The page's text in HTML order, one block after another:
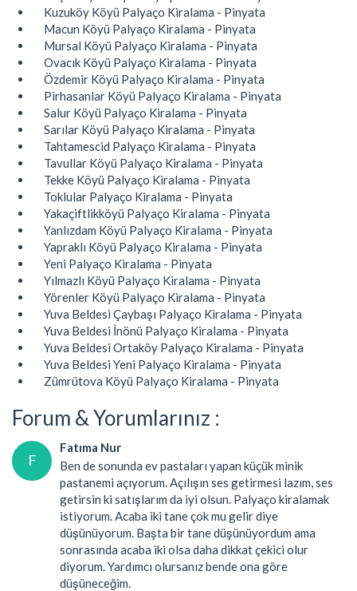
Kuzuköy Köyü Palyaço Kiralama - Pinyata
Macun Köyü Palyaço Kiralama - Pinyata
Mursal Köyü Palyaço Kiralama - Pinyata
Ovacık Köyü Palyaço Kiralama - Pinyata
Özdemir Köyü Palyaço Kiralama - Pinyata
Pirhasanlar Köyü Palyaço Kiralama - Pinyata
Salur Köyü Palyaço Kiralama - Pinyata
Sarılar Köyü Palyaço Kiralama - Pinyata
Tahtamescid Palyaço Kiralama - Pinyata
Tavullar Köyü Palyaço Kiralama - Pinyata
Tekke Köyü Palyaço Kiralama - Pinyata
Toklular Palyaço Kiralama - Pinyata
Yakaçiftlikköyü Palyaço Kiralama - Pinyata
Yanlızdam Köyü Palyaço Kiralama - Pinyata
Yapraklı Köyü Palyaço Kiralama - Pinyata
Yeni Palyaço Kiralama - Pinyata
Yılmazlı Köyü Palyaço Kiralama - Pinyata
Yörenler Köyü Palyaço Kiralama - Pinyata
Yuva Beldesi Çaybaşı Palyaço Kiralama - Pinyata
Yuva Beldesi İnönü Palyaço Kiralama - Pinyata
Yuva Beldesi Ortaköy Palyaço Kiralama - Pinyata
Yuva Beldesi Yeni Palyaço Kiralama - Pinyata
Zümrütova Köyü Palyaço Kiralama - Pinyata
Forum & Yorumlarınız :
F
Fatıma Nur
Ben de sonunda ev pastaları yapan küçük minik
pastanemi açıyorum. Açılışın ses getirmesi lazım, ses
getirsin ki satışlarım da iyi olsun. Palyaço kiralamak
istiyorum. Acaba iki tane çok mu gelir diye
düşünüyorum. Başta bir tane düşünüyordum ama
sonrasında acaba iki olsa daha dikkat çekici olur
diyorum. Yardımcı olursanız bende ona göre
düşüneceğim.